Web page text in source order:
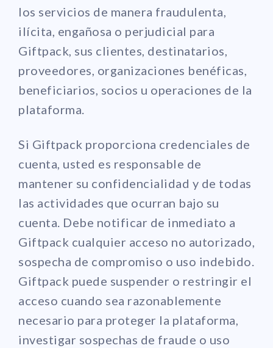
los servicios de manera fraudulenta,
ilícita, engañosa o perjudicial para
Giftpack, sus clientes, destinatarios,
proveedores, organizaciones benéficas,
beneficiarios, socios u operaciones de la
plataforma.
Si Giftpack proporciona credenciales de
cuenta, usted es responsable de
mantener su confidencialidad y de todas
las actividades que ocurran bajo su
cuenta. Debe notificar de inmediato a
Giftpack cualquier acceso no autorizado,
sospecha de compromiso o uso indebido.
Giftpack puede suspender o restringir el
acceso cuando sea razonablemente
necesario para proteger la plataforma,
investigar sospechas de fraude o uso